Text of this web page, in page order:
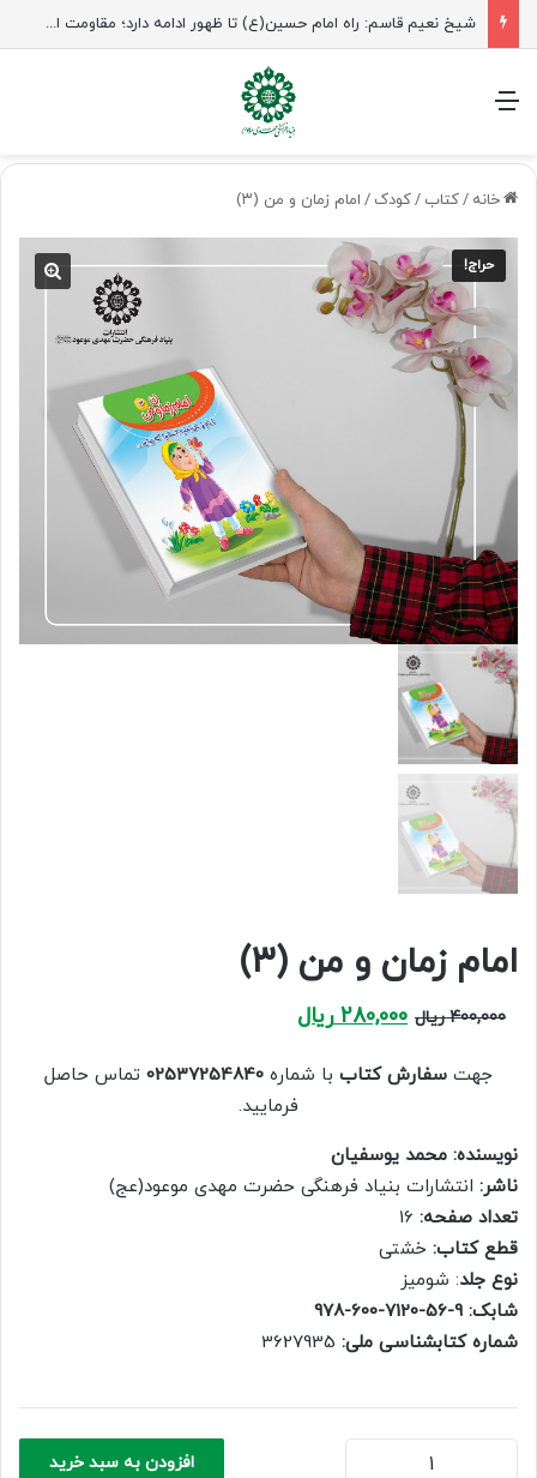
منو
خانه /کتاب /کودک / امام زمان و من (۳)
حراج!
امام زمان و من (۳)
400,000 ریال Original
was:
400,000 ریال.
280,000 ریال
is:
280,000 ریال.
جهت سفارش کتاب با شماره 02537254840 تماس حاصل
فرمایید.
نویسنده: محمد یوسفیان
ناشر: انتشارات بنیاد فرهنگی حضرت مهدی موعود(عج)
تعداد صفحه:
قطع کتاب: خشتی
نوع جلد: شومیز
شابک: 9-56-7120-600-978
شماره کتابشناسی ملی:
امام
افزودن به سبد خرید